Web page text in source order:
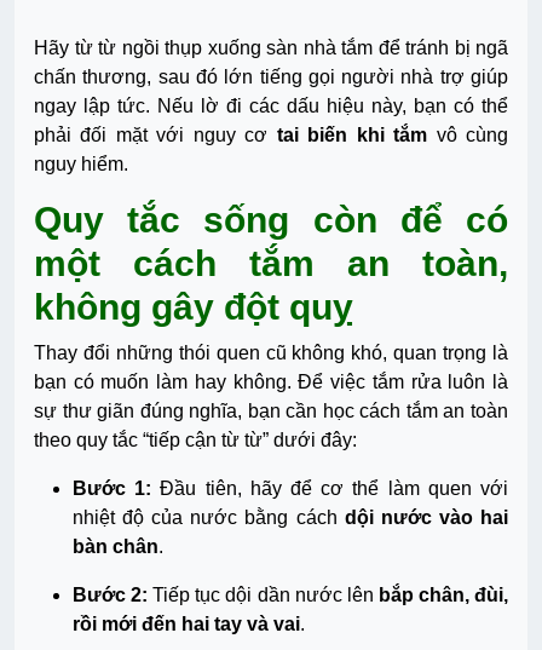
Hãy từ từ ngồi thụp xuống sàn nhà tắm để tránh bị ngã
chấn thương, sau đó lớn tiếng gọi người nhà trợ giúp
ngay lập tức. Nếu lờ đi các dấu hiệu này, bạn có thể
phải đối mặt với nguy cơ tai biến khi tắm vô cùng
nguy hiểm.
Quy tắc sống còn để có
một cách tắm an toàn,
không gây đột quỵ
Thay đổi những thói quen cũ không khó, quan trọng là
bạn có muốn làm hay không. Để việc tắm rửa luôn là
sự thư giãn đúng nghĩa, bạn cần học cách tắm an toàn
theo quy tắc “tiếp cận từ từ” dưới đây:
Bước 1: Đầu tiên, hãy để cơ thể làm quen với
nhiệt độ của nước bằng cách dội nước vào hai
bàn chân.
Bước 2: Tiếp tục dội dần nước lên bắp chân, đùi,
rồi mới đến hai tay và vai.